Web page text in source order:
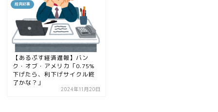
経済記事
【あるぷす経済遅報】バン
ク・オブ・アメリカ「0.75%
下げたら、利下げサイクル終
了かな？」
2024年11月20日